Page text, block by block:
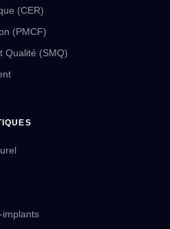
(CER)
(PMCF)
Qualité (SMQ)
implants